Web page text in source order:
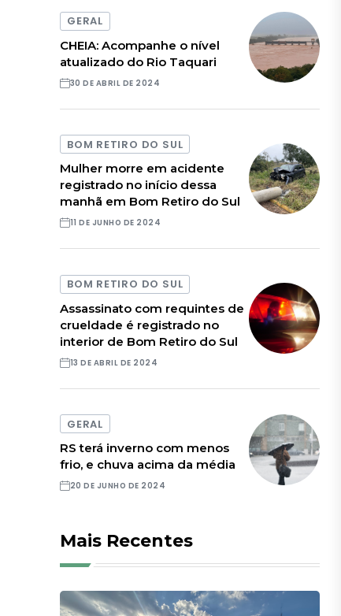
GERAL
CHEIA: Acompanhe o nível
atualizado do Rio Taquari
30 DE ABRIL DE 2024
BOM RETIRO DO SUL
Mulher morre em acidente
registrado no início dessa
manhã em Bom Retiro do Sul
11 DE JUNHO DE 2024
BOM RETIRO DO SUL
Assassinato com requintes de
crueldade é registrado no
interior de Bom Retiro do Sul
13 DE ABRIL DE 2024
GERAL
RS terá inverno com menos
frio, e chuva acima da média
20 DE JUNHO DE 2024
Mais Recentes